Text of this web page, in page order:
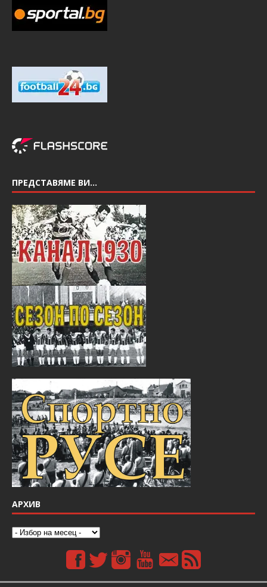
ПРЕДСТАВЯМЕ ВИ…
АРХИВ